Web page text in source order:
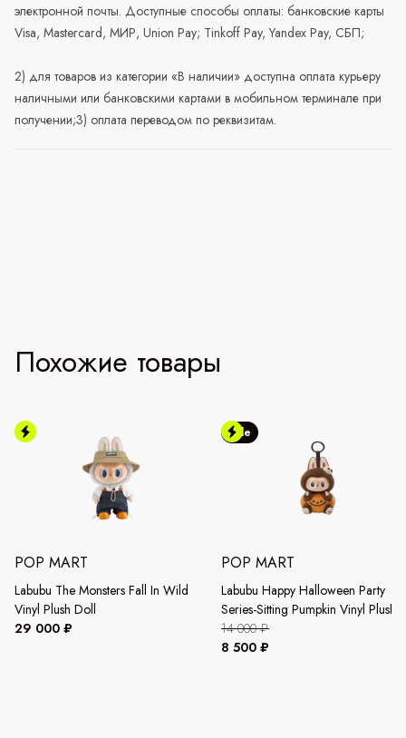
электронной почты. Доступные способы оплаты: банковские карты
Visa, Mastercard, МИР, Union Pay; Tinkoff Pay, Yandex Pay, СБП;
2) для товаров из категории «В наличии» доступна оплата курьеру
наличными или банковскими картами в мобильном терминале при
получении;3) оплата переводом по реквизитам.
Похожие товары
POP MART
Labubu The Monsters Fall In Wild
Vinyl Plush Doll
29 000 ₽
Sale
POP MART
Labubu Happy Halloween Party
Series-Sitting Pumpkin Vinyl Plush
Pendant
14 000 ₽
8 500 ₽